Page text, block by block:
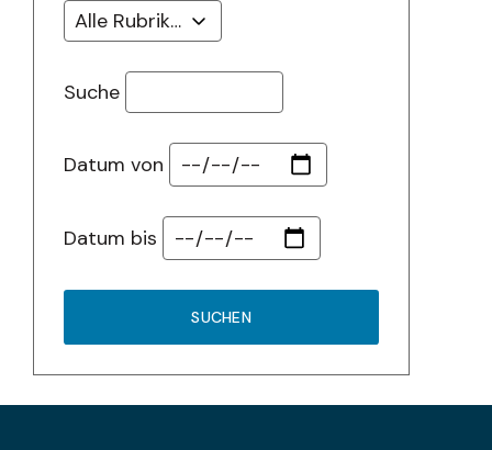
Suche
Datum von
Datum bis
SUCHEN